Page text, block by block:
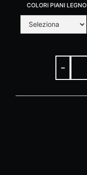
COLORI PIANI LEGNO
-